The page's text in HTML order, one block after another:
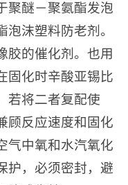
聚醚－聚氨酯发泡
沫塑料防老剂。
胶的催化剂。也用
固化时辛酸亚锡比
若将二者复配使
顾反应速度和固化
气中氧和水汽氧化
护，必须密封，避